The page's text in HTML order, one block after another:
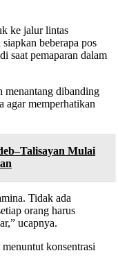
ke jalur lintas
beberapa pos
saat pemaparan dalam
menantang dibanding
agar memperhatikan
Mulai
Tidak ada
orang harus
ucapnya.
konsentrasi